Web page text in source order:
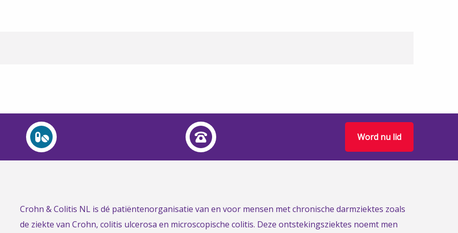
Word nu lid
LinkCrohn & Colitis NL is dé patiëntenorganisatie van en voor mensen met chronische darmziektes zoals
de ziekte van Crohn, colitis ulcerosa en microscopische colitis. Deze ontstekingsziektes noemt men